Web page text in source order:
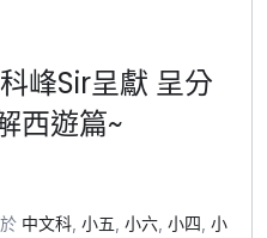
峰Sir呈獻 呈分
西遊篇~
中文科 小五 小六 小四 小